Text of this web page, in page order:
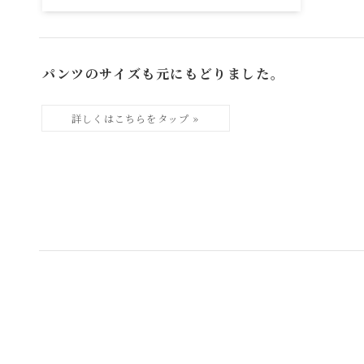
パンツのサイズも元にもどりました。